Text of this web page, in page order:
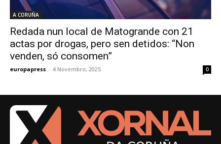
A CORUÑA
Redada nun local de Matogrande con 21
actas por drogas, pero sen detidos: “Non
venden, só consomen”
europapress - 4 Novembro, 2025 0